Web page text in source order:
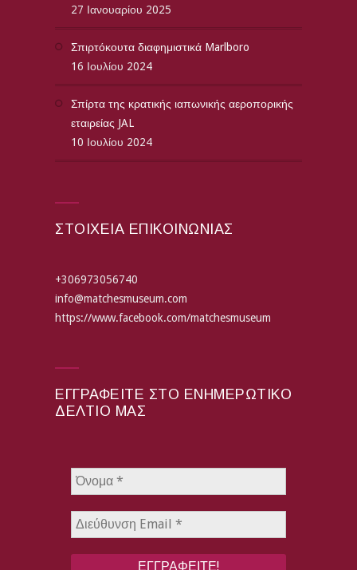
27 Ιανουαρίου 2025
Σπιρτόκουτα διαφημιστικά Marlboro
16 Ιουλίου 2024
Σπίρτα της κρατικής ιαπωνικής αεροπορικής
εταιρείας JAL
10 Ιουλίου 2024
ΣΤΟΙΧΕΙΑ ΕΠΙΚΟΙΝΩΝΙΑΣ
+306973056740
info@matchesmuseum.com
https://www.facebook.com/matchesmuseum
ΕΓΓΡΑΦΕΊΤΕ ΣΤΟ ΕΝΗΜΕΡΩΤΙΚΌ
ΔΕΛΤΊΟ ΜΑΣ